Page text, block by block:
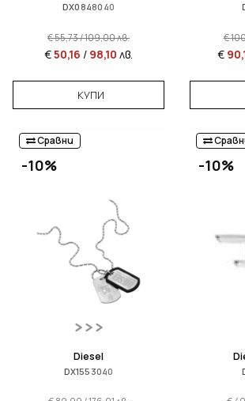
DX0848040
€55,73/109,00лв.
€50,16 / 98,10 лв.
КУПИ
€
€
Сравни
-10%
Diesel
DX1553040
-10%